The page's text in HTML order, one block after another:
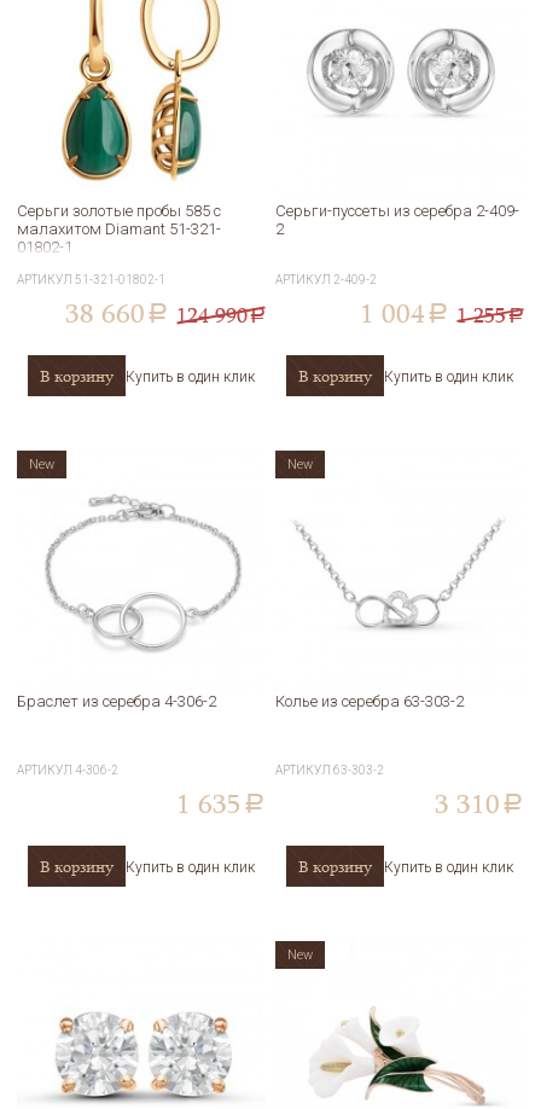
Серьги золотые пробы 585 с
малахитом Diamant 51-321-
01802-1
АРТИКУЛ51-321-01802-1
38 660 a 124 990a
В корзину Купить в один клик
Серьги-пуссеты из серебра 2-409-
2
АРТИКУЛ 2-409-2
1 004 a 1 255a
В корзину Купить в один клик
Браслет из серебра 4-306-2
АРТИКУЛ 4-306-2
1 635 a
В корзину Купить в один клик
New
Колье из серебра 63-303-2
АРТИКУЛ63-303-2
3 310 a
В корзину Купить в один клик
New
New